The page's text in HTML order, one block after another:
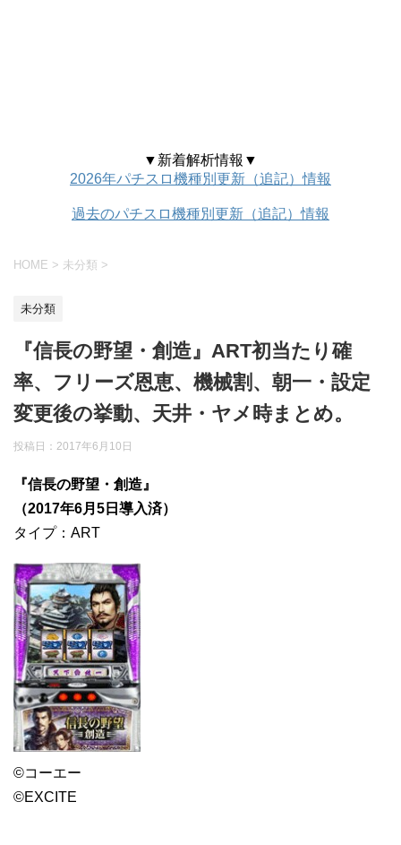
▼新着解析情報▼
2026年パチスロ機種別更新（追記）情報
過去のパチスロ機種別更新（追記）情報
HOME > 未分類 >
未分類
『信長の野望・創造』ART初当たり確
率、フリーズ恩恵、機械割、朝一・設定
変更後の挙動、天井・ヤメ時まとめ。
投稿日： 2017年6月10日
『信長の野望・創造』
（2017年6月5日導入済）
タイプ：ART
©コーエー
©EXCITE